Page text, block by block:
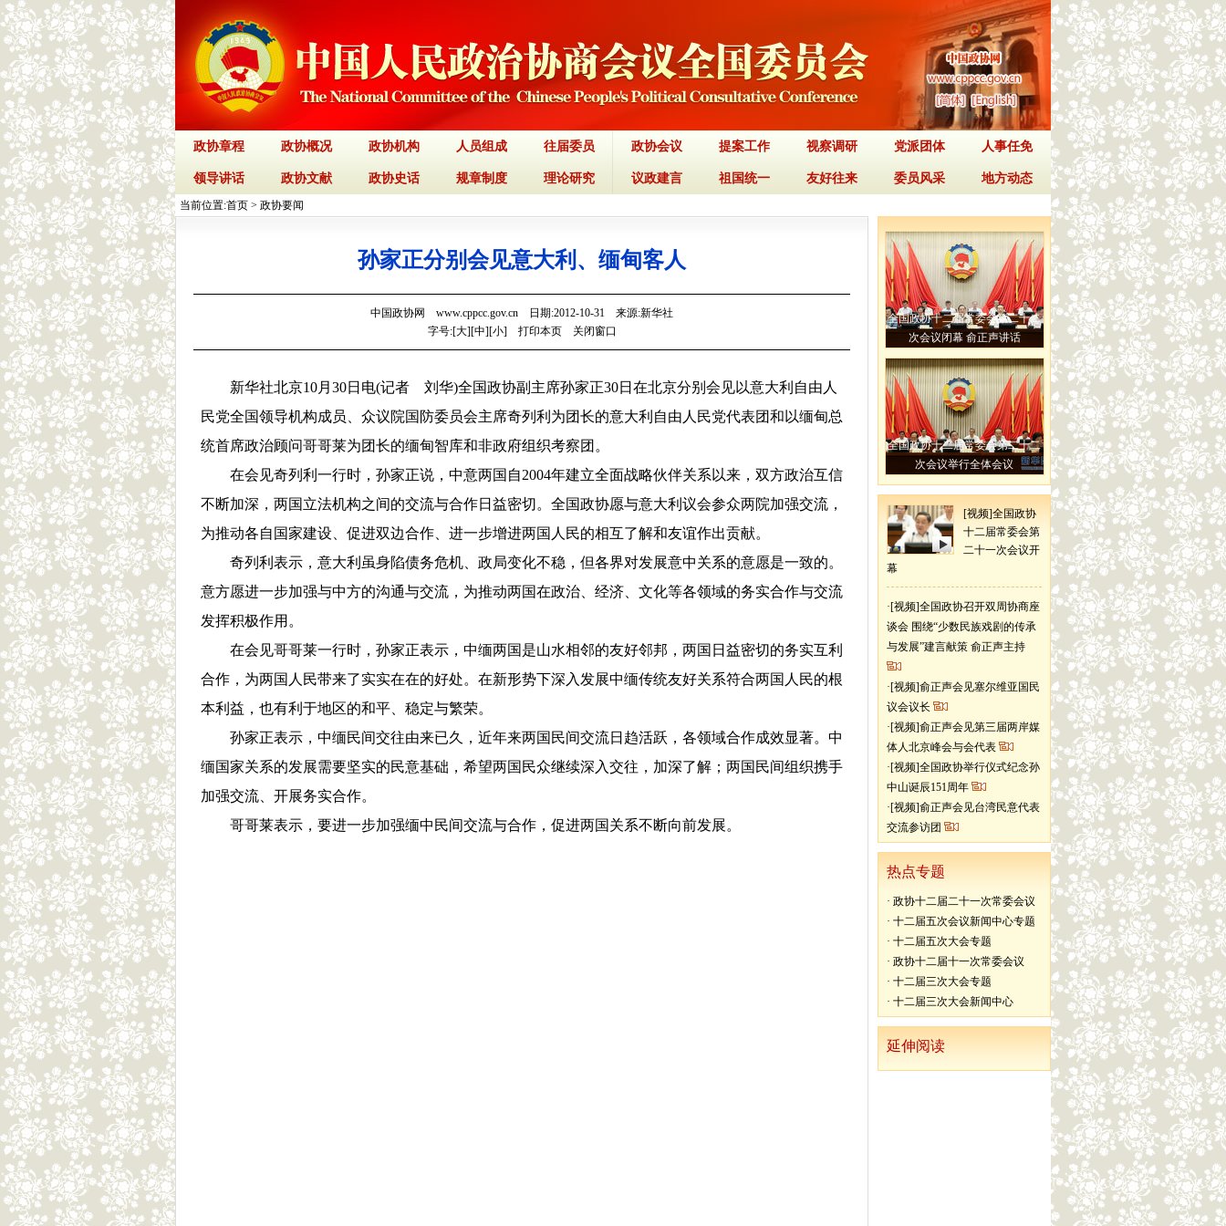
政协章程 政协概况 政协机构 人员组成 往届委员
领导讲话 政协文献 政协史话 规章制度 理论研究
政协会议 提案工作 视察调研 党派团体 人事任免
议政建言 祖国统一 友好往来 委员风采 地方动态
当前位置:首页 > 政协要闻
孙家正分别会见意大利、缅甸客人
中国政协网 www.cppcc.gov.cn 日期:2012-10-31 来源:新华社
字号:[大][中][小] 打印本页 关闭窗口
新华社北京10月30日电(记者 刘华)全国政协副主席孙家正30日在北京分别会见以意大利自由人
民党全国领导机构成员、众议院国防委员会主席奇列利为团长的意大利自由人民党代表团和以缅甸总
统首席政治顾问哥哥莱为团长的缅甸智库和非政府组织考察团。
在会见奇列利一行时，孙家正说，中意两国自2004年建立全面战略伙伴关系以来，双方政治互信
不断加深，两国立法机构之间的交流与合作日益密切。全国政协愿与意大利议会参众两院加强交流，
为推动各自国家建设、促进双边合作、进一步增进两国人民的相互了解和友谊作出贡献。
奇列利表示，意大利虽身陷债务危机、政局变化不稳，但各界对发展意中关系的意愿是一致的。
意方愿进一步加强与中方的沟通与交流，为推动两国在政治、经济、文化等各领域的务实合作与交流
发挥积极作用。
在会见哥哥莱一行时，孙家正表示，中缅两国是山水相邻的友好邻邦，两国日益密切的务实互利
合作，为两国人民带来了实实在在的好处。在新形势下深入发展中缅传统友好关系符合两国人民的根
本利益，也有利于地区的和平、稳定与繁荣。
孙家正表示，中缅民间交往由来已久，近年来两国民间交流日趋活跃，各领域合作成效显著。中
缅国家关系的发展需要坚实的民意基础，希望两国民众继续深入交往，加深了解；两国民间组织携手
加强交流、开展务实合作。
哥哥莱表示，要进一步加强缅中民间交流与合作，促进两国关系不断向前发展。
全国政协十二届常委会第二十二
次会议闭幕 俞正声讲话
全国政协十二届常委会第二十二
次会议举行全体会议
[视频]全国政协
十二届常委会第
二十一次会议开
幕
·[视频]全国政协召开双周协商座
谈会 围绕“少数民族戏剧的传承
与发展”建言献策 俞正声主持
·[视频]俞正声会见塞尔维亚国民
议会议长
·[视频]俞正声会见第三届两岸媒
体人北京峰会与会代表
·[视频]全国政协举行仪式纪念孙
中山诞辰151周年
·[视频]俞正声会见台湾民意代表
交流参访团
热点专题
·政协十二届二十一次常委会议
·十二届五次会议新闻中心专题
·十二届五次大会专题
·政协十二届十一次常委会议
·十二届三次大会专题
·十二届三次大会新闻中心
延伸阅读